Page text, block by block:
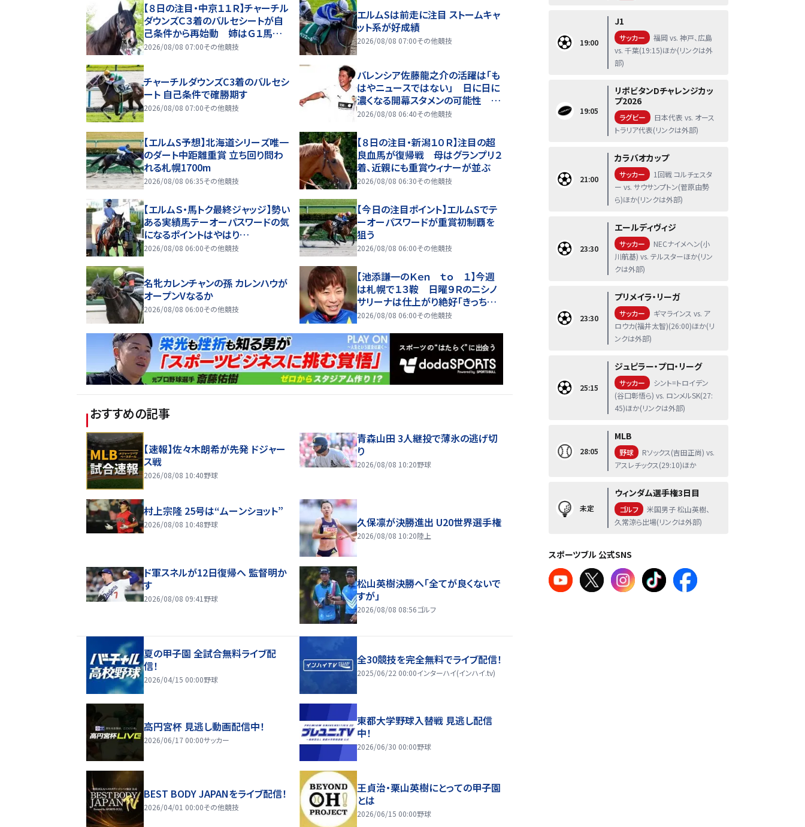
【８日の注目・中京１１Ｒ】チャーチル
ダウンズＣ３着のバルセシートが自
己条件から再始動 姉はＧ１馬レシ
ステンシア
2026/08/08 07:00その他競技
エルムSは前走に注目 ストームキャ
ット系が好成績
2026/08/08 07:00その他競技
チャーチルダウンズC3着のバルセシ
ート 自己条件で確勝期す
2026/08/08 07:00その他競技
バレンシア佐藤龍之介の活躍は「も
はやニュースではない」 日に日に
濃くなる開幕スタメンの可能性 現
地メディアも主張「サイドに新たな
2026/08/08 06:40その他競技
【エルムS予想】北海道シリーズ唯一
のダート中距離重賞 立ち回り問わ
れる札幌1700m
2026/08/08 06:35その他競技
【８日の注目・新潟１０Ｒ】注目の超
良血馬が復帰戦 母はグランプリ２
着、近親にも重賞ウィナーが並ぶ
2026/08/08 06:30その他競技
【エルムＳ・馬トク最終ジャッジ】勢い
ある実績馬テーオーパスワードの気
になるポイントはやはり…
2026/08/08 06:00その他競技
【今日の注目ポイント】エルムSでテ
ーオーパスワードが重賞初制覇を
狙う
2026/08/08 06:00その他競技
名牝カレンチャンの孫 カレンハウが
オープンVなるか
2026/08/08 06:00その他競技
【池添謙一のＫｅｎ ｔｏ １】今週
は札幌で１３鞍 日曜９Ｒのニシノ
サリーナは仕上がり絶好「きっちり
決めたいですね」
2026/08/08 06:00その他競技
おすすめの記事
【速報】佐々木朗希が先発 ドジャー
ス戦
2026/08/08 10:40野球
青森山田 3人継投で薄氷の逃げ切
り
2026/08/08 10:20野球
村上宗隆 25号は“ムーンショット”
2026/08/08 10:48野球 久保凛が決勝進出 U20世界選手権
2026/08/08 10:20陸上
ド軍スネルが12日復帰へ 監督明か
す
2026/08/08 09:41 野球
松山英樹決勝へ「全てが良くないで
すが」
2026/08/08 08:56ゴルフ
夏の甲子園 全試合無料ライブ配
信！
2026/04/15 00:00野球
全30競技を完全無料でライブ配信！
2025/06/22 00:00インターハイ(インハイ.tv)
高円宮杯 見逃し動画配信中！
2026/06/17 00:00サッカー
東都大学野球入替戦 見逃し配信
中！
2026/06/30 00:00野球
BEST BODY JAPANをライブ配信！
2026/04/01 00:00その他競技
王貞治・栗山英樹にとっての甲子園
とは
2026/06/15 00:00野球
19:00
J1
サッカー
福岡 vs. 神戸、広島
vs. 千葉(19:15)ほか(リンクは外
部)
19:05
リポビタンDチャレンジカッ
プ2026
ラグビー
日本代表 vs. オース
トラリア代表(リンクは外部)
21:00
カラバオカップ
サッカー
1回戦 コルチェスタ
ー vs. サウサンプトン(菅原由勢
ら)ほか(リンクは外部)
23:30
エールディヴィジ
サッカー
NECナイメヘン(小
川航基) vs. テルスターほか(リン
クは外部)
23:30
プリメイラ・リーガ
サッカー
ギマラインス vs. ア
ロウカ(福井太智)(26:00)ほか(リ
ンクは外部)
25:15
ジュピラー・プロ・リーグ
サッカー
シント=トロイデン
(谷口彰悟ら) vs. ロンメルSK(27:
45)ほか(リンクは外部)
28:05
MLB
野球
Rソックス(吉田正尚) vs.
アスレチックス(29:10)ほか
未定
ウィンダム選手権3日目
ゴルフ
米国男子 松山英樹、
久常涼ら出場(リンクは外部)
スポーツブル 公式SNS